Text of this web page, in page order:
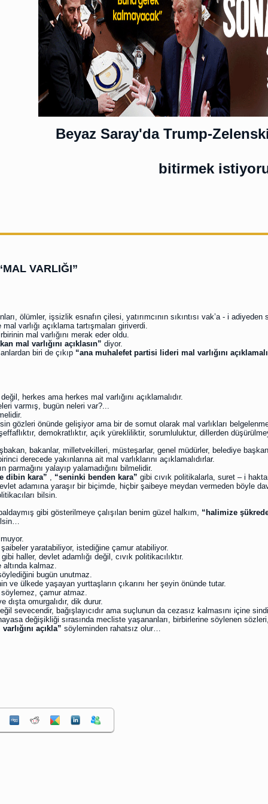
Beyaz Saray'da Trump-
bitirmek
VARLIĞI”
ölümler, işsizlik esnafın çilesi, yatırımcının sıkıntısı vak’a - i
varlığı açıklama tartışmaları giriverdi.
mal varlığını merak eder oldu.
mal varlığını açıklasın” diyor.
biri de çıkıp “ana muhalefet partisi lideri mal varlığını
herkes ama herkes mal varlığını açıklamalıdır.
varmış, bugün neleri var?...
gözleri önünde gelişiyor ama bir de somut olarak mal varlıkları
demokratlıktır, açık yürekliliktir, sorumluluktur, dillerden
bakanlar, milletvekilleri, müsteşarlar, genel müdürler, belediye
derecede yakınlarına ait mal varlıklarını açıklamalıdırlar.
parmağını yalayıp yalamadığını bilmelidir.
dibin kara” , “seninki benden kara” gibi cıvık politikalarla, suret – i
adamına yaraşır bir biçimde, hiçbir şaibeye meydan vermeden böyle
bilsin.
gibi gösterilmeye çalışılan benim güzel halkım, “halimize
yaratabiliyor, istediğine çamur atabiliyor.
haller, devlet adamlığı değil, cıvık politikacılıktır.
altında kalmaz.
bugün unutmaz.
ve ülkede yaşayan yurttaşların çıkarını her şeyin önünde tutar.
çamur atmaz.
dışta omurgalıdır, dik durur.
sevecendir, bağışlayıcıdır ama suçlunun da cezasız kalmasını içine
değişikliği sırasında mecliste yaşananları, birbirlerine söylenen
açıkla” söyleminden rahatsız olur…